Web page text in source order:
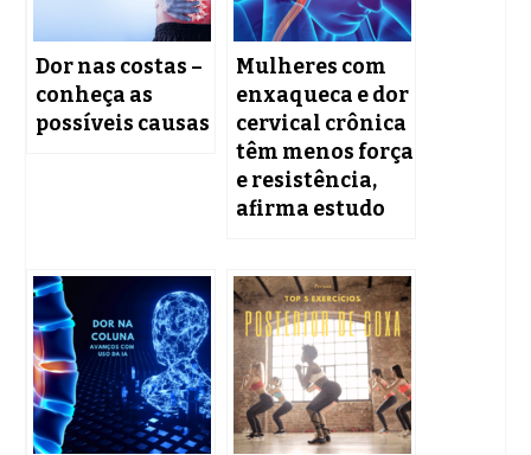
Dor nas costas –
conheça as
possíveis causas
Mulheres com
enxaqueca e dor
cervical crônica
têm menos força
e resistência,
afirma estudo